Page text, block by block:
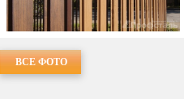
ВСЕ ФОТО